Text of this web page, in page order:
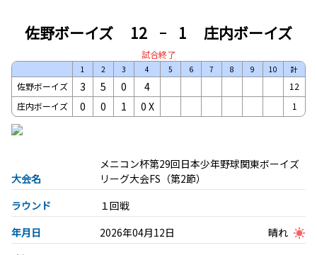
佐野ボーイズ 12 庄内ボーイズ
1
試合終了
1 2 3 4 5 6 7 8 9 10 計
佐野ボーイズ 3 5 0 4
12
庄内ボーイズ
0 0 1 0 X 1
大会名
メニコン杯第29回日本少年野球関東ボーイズ
リーグ大会FS（第2節）
ラウンド
１回戦
年月日
2026年04月12日
晴れ